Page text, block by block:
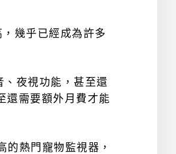
幾乎已經成為許多
夜視功能，甚至還
還需要額外月費才能
熱門寵物監視器，